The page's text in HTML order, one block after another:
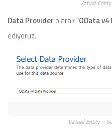
Virtual
Data Provider olarak “OData
ediyoruz.
Virtual Entity –